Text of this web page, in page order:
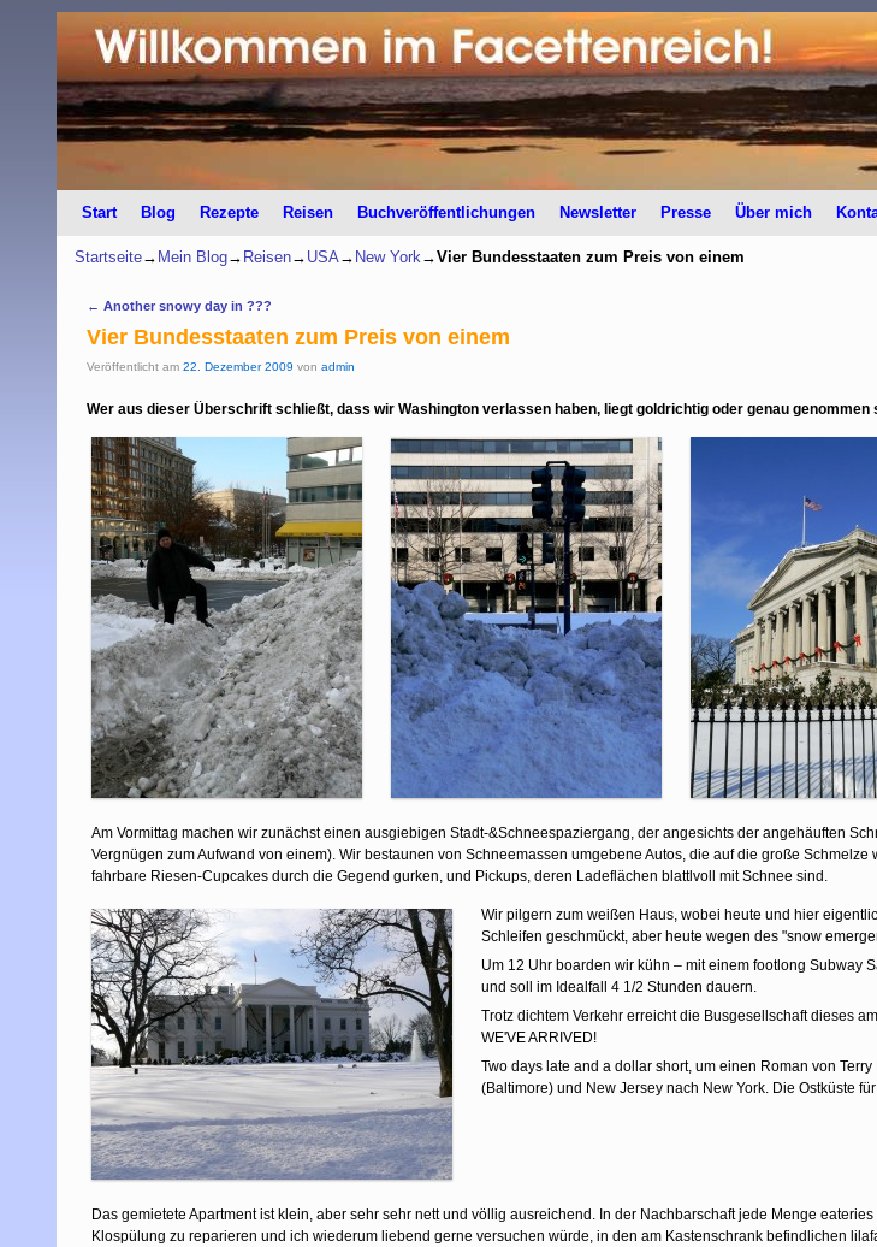
Zum Inhalt wechseln
Zum sekundären Inhalt wechseln
Start Blog Rezepte Reisen Buchveröffentlichungen Newsletter Presse Über mich
Startseite→ Mein Blog→ Reisen→ USA→ New York→Vier Bundesstaaten zum Preis von einem
Artikelnavigation
← Another snowy day in ???
Vier Bundesstaaten zum Preis von einem
Veröffentlicht am 22. Dezember 2009 von admin
Wer aus dieser Überschrift schließt, dass wir Washington verlassen haben, liegt goldrichtig oder genau
Am Vormittag machen wir zunächst einen ausgiebigen Stadt-&Schneespaziergang, der angesichts der angehäuften
Vergnügen zum Aufwand von einem). Wir bestaunen von Schneemassen umgebene Autos, die auf die große
fahrbare Riesen-Cupcakes durch die Gegend gurken, und Pickups, deren Ladeflächen blattlvoll mit Schnee sind.
Wir pilgern zum weißen Haus, wobei heute und hier
Schleifen geschmückt, aber heute wegen des "snow
Um 12 Uhr boarden wir kühn – mit einem footlong Subway
und soll im Idealfall 4 1/2 Stunden dauern.
Trotz dichtem Verkehr erreicht die Busgesellschaft dieses
WE'VE ARRIVED!
Two days late and a dollar short, um einen Roman von
(Baltimore) und New Jersey nach New York. Die Ostküste
Das gemietete Apartment ist klein, aber sehr sehr nett und völlig ausreichend. In der Nachbarschaft jede Menge
Klospülung zu reparieren und ich wiederum liebend gerne versuchen würde, in den am Kastenschrank befindlichen